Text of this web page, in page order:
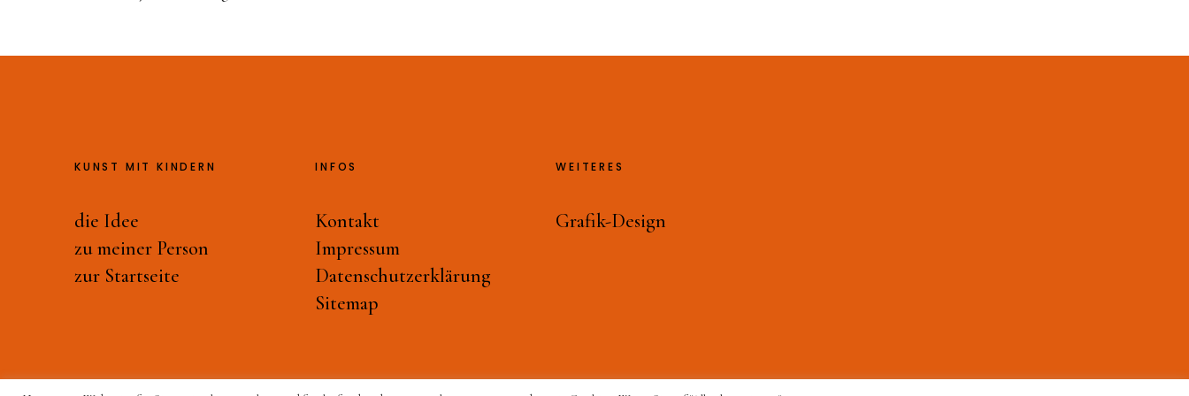
KUNST MIT KINDERN
die Idee
zu meiner Person
zur Startseite
INFOS
Kontakt
Impressum
Datenschutzerklärung
Sitemap
WEITERES
Grafik-Design